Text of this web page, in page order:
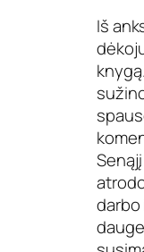
Iš
darbo